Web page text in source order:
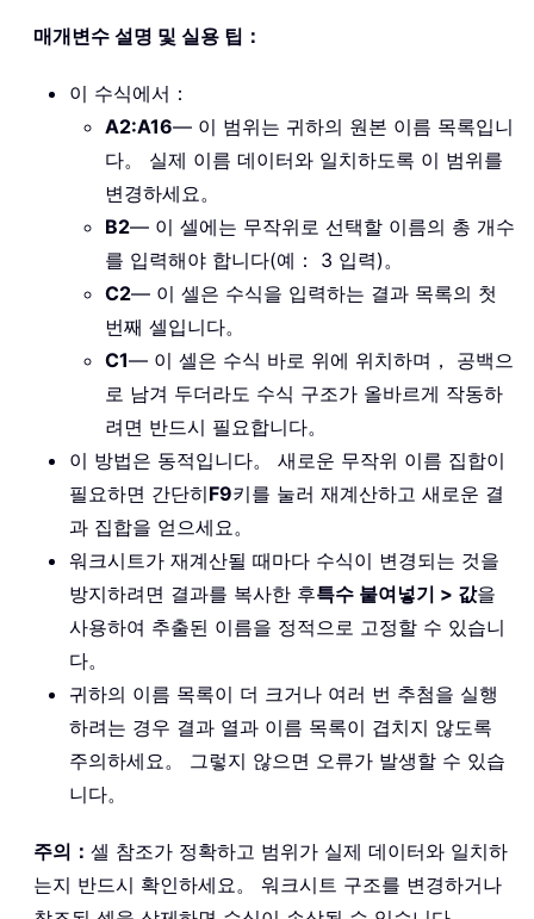
매개변수 설명 및 실용 팁：
이 수식에서：
A2:A16— 이 범위는 귀하의 원본 이름 목록입니
다。 실제 이름 데이터와 일치하도록 이 범위를
변경하세요。
B2— 이 셀에는 무작위로 선택할 이름의 총 개수
를 입력해야 합니다(예： 3 입력)。
C2— 이 셀은 수식을 입력하는 결과 목록의 첫
번째 셀입니다。
C1— 이 셀은 수식 바로 위에 위치하며， 공백으
로 남겨 두더라도 수식 구조가 올바르게 작동하
려면 반드시 필요합니다。
이 방법은 동적입니다。 새로운 무작위 이름 집합이
필요하면 간단히F9키를 눌러 재계산하고 새로운 결
과 집합을 얻으세요。
워크시트가 재계산될 때마다 수식이 변경되는 것을
방지하려면 결과를 복사한 후특수 붙여넣기 > 값을
사용하여 추출된 이름을 정적으로 고정할 수 있습니
다。
귀하의 이름 목록이 더 크거나 여러 번 추첨을 실행
하려는 경우 결과 열과 이름 목록이 겹치지 않도록
주의하세요。 그렇지 않으면 오류가 발생할 수 있습
니다。
주의： 셀 참조가 정확하고 범위가 실제 데이터와 일치하
는지 반드시 확인하세요。 워크시트 구조를 변경하거나